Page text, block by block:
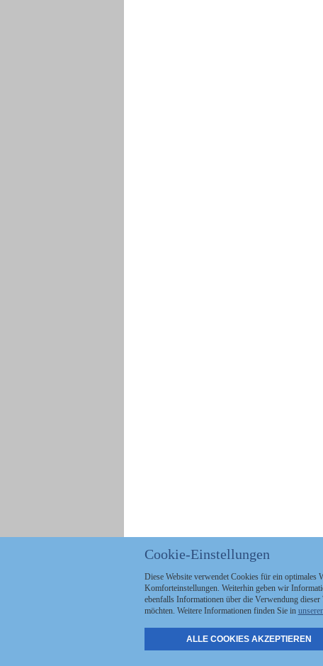
Politik
Stellenmarkt
Cookie-Einstellungen
Diese Website verwendet Cookies für ein optimales
Komforteinstellungen. Weiterhin geben wir
ebenfalls Informationen über die Verwendung
möchten. Weitere Informationen finden Sie in
ALLE COOKIES AKZEPTIEREN